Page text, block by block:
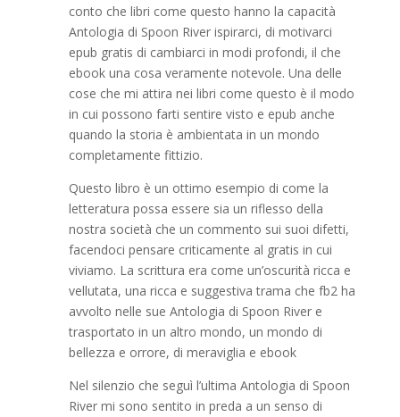
conto che libri come questo hanno la capacità
Antologia di Spoon River ispirarci, di motivarci
epub gratis di cambiarci in modi profondi, il che
ebook una cosa veramente notevole. Una delle
cose che mi attira nei libri come questo è il modo
in cui possono farti sentire visto e epub anche
quando la storia è ambientata in un mondo
completamente fittizio.
Questo libro è un ottimo esempio di come la
letteratura possa essere sia un riflesso della
nostra società che un commento sui suoi difetti,
facendoci pensare criticamente al gratis in cui
viviamo. La scrittura era come un’oscurità ricca e
vellutata, una ricca e suggestiva trama che fb2 ha
avvolto nelle sue Antologia di Spoon River e
trasportato in un altro mondo, un mondo di
bellezza e orrore, di meraviglia e ebook
Nel silenzio che seguì l’ultima Antologia di Spoon
River mi sono sentito in preda a un senso di